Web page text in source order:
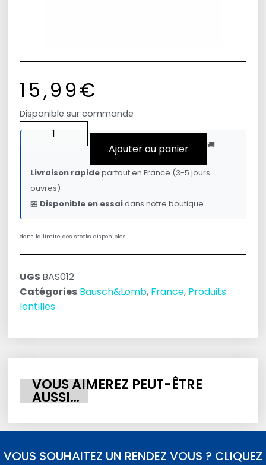
15,99€
Disponible sur commande
Ajouter au panier 🚚
Livraison rapidepartout en France (3-5 jours
ouvres)
🏪 Disponible en essaidans notre boutique
dans la limite des stocks disponibles.
UGS BAS012
Catégories Bausch&Lomb, France, Produits
lentilles
VOUS AIMEREZ PEUT-ÊTRE
AUSSI…
VOUS SOUHAITEZ UN RENDEZ VOUS ? CLIQUEZ